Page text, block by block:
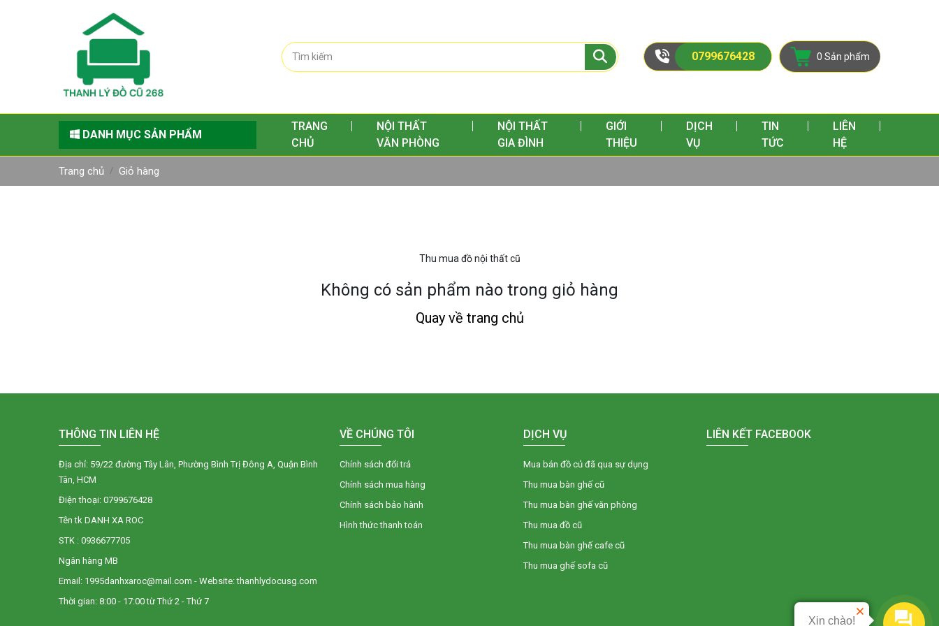
0799676428 0 Sản phẩm
DANH MỤC SẢN PHẨM
TRANG
CHỦ
NỘI THẤT
VĂN PHÒNG
NỘI THẤT
GIA ĐÌNH
GIỚI
THIỆU
DỊCH
VỤ
TIN
TỨC
LIÊN
HỆ
Trang chủ Giỏ hàng
Không có sản phẩm nào trong giỏ hàng
Quay về trang chủ
THÔNG TIN LIÊN HỆ
Địa chỉ: 59/22 đường Tây Lân, Phường Bình Trị Đông A, Quận Bình
Tân, HCM
Điện thoại: 0799676428
Tên tk DANH XA ROC
STK : 0936677705
Ngân hàng MB
Email: 1995danhxaroc@mail.com - Website: thanhlydocusg.com
Thời gian: 8:00 - 17:00 từ Thứ 2 - Thứ 7
VỀ CHÚNG TÔI
Chính sách đổi trả
Chính sách mua hàng
Chính sách bảo hành
Hình thức thanh toán
DỊCH VỤ
Mua bán đồ củ đã qua sự dụng
Thu mua bàn ghế cũ
Thu mua bàn ghế văn phòng
Thu mua đồ cũ
Thu mua bàn ghế cafe cũ
Thu mua ghế sofa cũ
LIÊN KẾT FACEBOOK
Xin chào!